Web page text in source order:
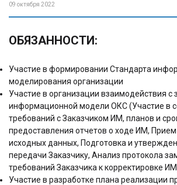
09 октября 2022
ОБЯЗАННОСТИ:
Участие в формировании Стандарта
моделирования организации
Участие в организации взаимодействия с
информационной модели ОКС (Участие в
требований с Заказчиком ИМ, планов и
предоставления отчетов о ходе ИМ,
исходных данных, Подготовка и
передачи Заказчику, Анализ протокола
требований Заказчика к корректировке
Участие в разработке плана реализации